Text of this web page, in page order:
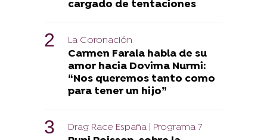
cargado de tentaciones
La Coronación
Carmen Farala habla de su
amor hacia Dovima Nurmi:
“Nos queremos tanto como
para tener un hijo”
Drag Race España | Programa 7